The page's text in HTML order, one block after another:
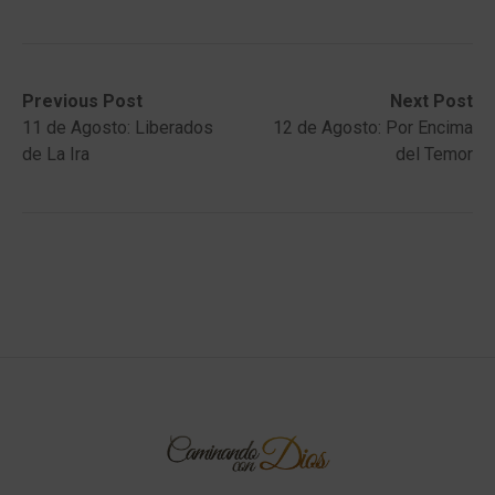
Post
navigation
Previous Post
Previous
post:11 de Agosto: Liberados
de La Ira
Next Post
Next
post:
12 de Agosto: Por Encima
del Temor